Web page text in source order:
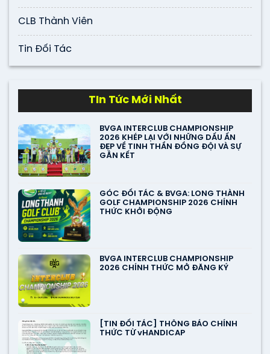
CLB Thành Viên
Tin Đối Tác
TIn Tức Mới Nhất
BVGA INTERCLUB CHAMPIONSHIP
2026 KHÉP LẠI VỚI NHỮNG DẤU ẤN
ĐẸP VỀ TINH THẦN ĐỒNG ĐỘI VÀ SỰ
GẮN KẾT
GÓC ĐỐI TÁC & BVGA: LONG THÀNH
GOLF CHAMPIONSHIP 2026 CHÍNH
THỨC KHỞI ĐỘNG
BVGA INTERCLUB CHAMPIONSHIP
2026 CHÍNH THỨC MỞ ĐĂNG KÝ
[TIN ĐỐI TÁC] THÔNG BÁO CHÍNH
THỨC TỪ vHANDICAP